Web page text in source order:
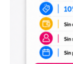
diseños
Nuestra Tinta
componente
ofreciendo
que garantiza